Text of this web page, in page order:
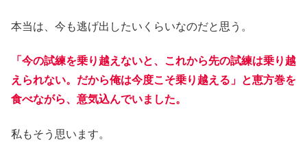
本当は、今も逃げ出したいくらいなのだと思う。
「今の試練を乗り越えないと、これから先の試練は乗り越
えられない。だから俺は今度こそ乗り越える」と恵方巻を
食べながら、意気込んでいました。
私もそう思います。